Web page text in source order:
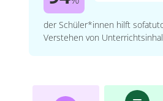
der Schüler*innen hilft
Verstehen von